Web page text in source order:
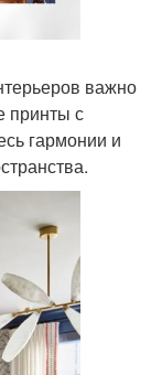
важно
принты с
гармонии и